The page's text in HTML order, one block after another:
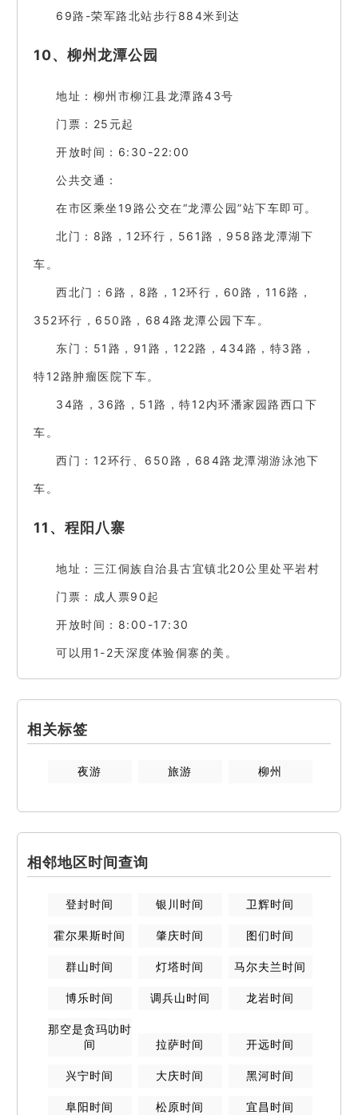
69路-荣军路北站步行884米到达
10、柳州龙潭公园
地址：柳州市柳江县龙潭路43号
门票：25元起
开放时间：6:30-22:00
公共交通：
在市区乘坐19路公交在“龙潭公园”站下车即可。
北门：8路，12环行，561路，958路龙潭湖下
车。
西北门：6路，8路，12环行，60路，116路，
352环行，650路，684路龙潭公园下车。
东门：51路，91路，122路，434路，特3路，
特12路肿瘤医院下车。
34路，36路，51路，特12内环潘家园路西口下
车。
西门：12环行、650路，684路龙潭湖游泳池下
车。
11、程阳八寨
地址：三江侗族自治县古宜镇北20公里处平岩村
门票：成人票90起
开放时间：8:00-17:30
可以用1-2天深度体验侗寨的美。
相关标签
夜游 旅游 柳州
相邻地区时间查询
登封时间 银川 时间 卫辉时间
霍尔果斯时间 肇庆时间 图们时间
群山时间 灯塔时间 马尔夫兰时间
博乐时间 调兵山时间 龙岩时间
那空是贪玛叻时
间
拉萨时间 开远时间
兴宁时间 大庆时间 黑河时间
阜阳时间 松原时间 宜昌 时间